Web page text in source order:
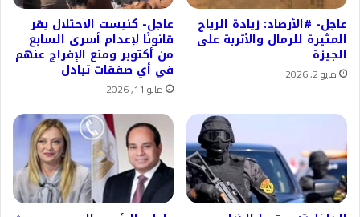
عاجل- #الأرصاد: زيادة الرياح
المثيرة للرمال والأتربة على
الجيزة
مايو 2, 2026
عاجل- كنيست الاحتلال يقر
قانونًا لإعدام أسرى السابع
من أكتوبر ومنع الإفراج عنهم
في أي صفقات تبادل
مايو 11, 2026